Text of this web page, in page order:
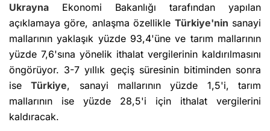
Ukrayna Ekonomi Bakanlığı tarafından yapılan
açıklamaya göre, anlaşma özellikle Türkiye'nin sanayi
mallarının yaklaşık yüzde 93,4'üne ve tarım mallarının
yüzde 7,6'sına yönelik ithalat vergilerinin kaldırılmasını
öngörüyor. 3-7 yıllık geçiş süresinin bitiminden sonra
iseTürkiye, sanayi mallarının yüzde 1,5'i, tarım
mallarının ise yüzde 28,5'i için ithalat vergilerini
kaldıracak.